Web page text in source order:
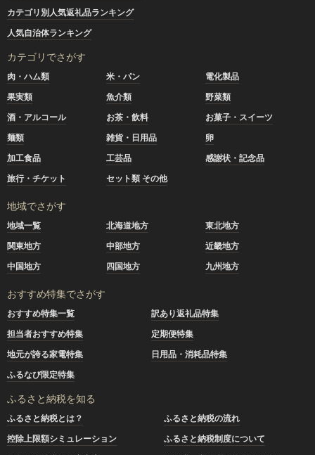
カテゴリ別人気返礼品ランキング
人気自治体ランキング
カテゴリでさがす
肉・ハム類 米・パン
電化製品
果実類
魚介類
野菜類
酒・アルコール
お茶・飲料
お菓子・スイーツ
麺類
雑貨・日用品
卵
加工食品
工芸品
感謝状・記念品
旅行・チケット
セット類 その他
地域でさがす
地域一覧 北海道地方
東北地方
関東地方
中部地方
近畿地方
中国地方
四国地方 九州地方
おすすめ特集でさがす
おすすめ特集一覧
訳あり返礼品特集
担当者おすすめ特集
定期便特集
地元が誇る家電特集
日用品・消耗品特集
ふるなび限定特集
ふるさと納税を知る
ふるさと納税とは？
ふるさと納税の流れ
控除上限額シミュレーション
ふるさと納税制度について